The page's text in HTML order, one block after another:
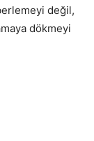
değil,
dökmeyi